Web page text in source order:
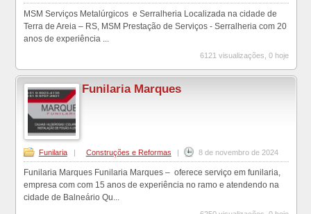
MSM Serviços Metalúrgicos e Serralheria Localizada na cidade de
Terra de Areia – RS, MSM Prestação de Serviços - Serralheria com 20
anos de experiência ...
6121 visualizações, 0 hoje
Funilaria Marques
Funilaria | Construções e Reformas | 8 de novembro de 2024
Funilaria Marques Funilaria Marques – oferece serviço em funilaria,
empresa com com 15 anos de experiência no ramo e atendendo na
cidade de Balneário Qu...